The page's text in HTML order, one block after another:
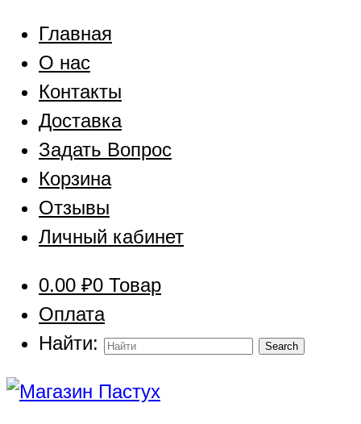
Главная
О нас
Контакты
Доставка
Задать Вопрос
Корзина
Отзывы
Личный кабинет
0.00 ₽0 Товар
Оплата
Найти: